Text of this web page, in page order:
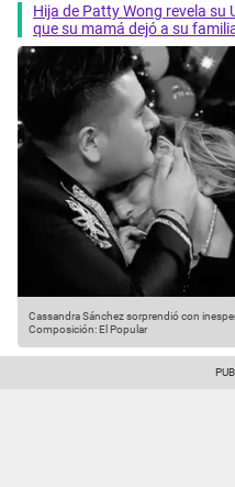
Hija de Patty Wong revela su
que su mamá dejó a su
Cassandra Sánchez sorprendió con
Composición: El Popular